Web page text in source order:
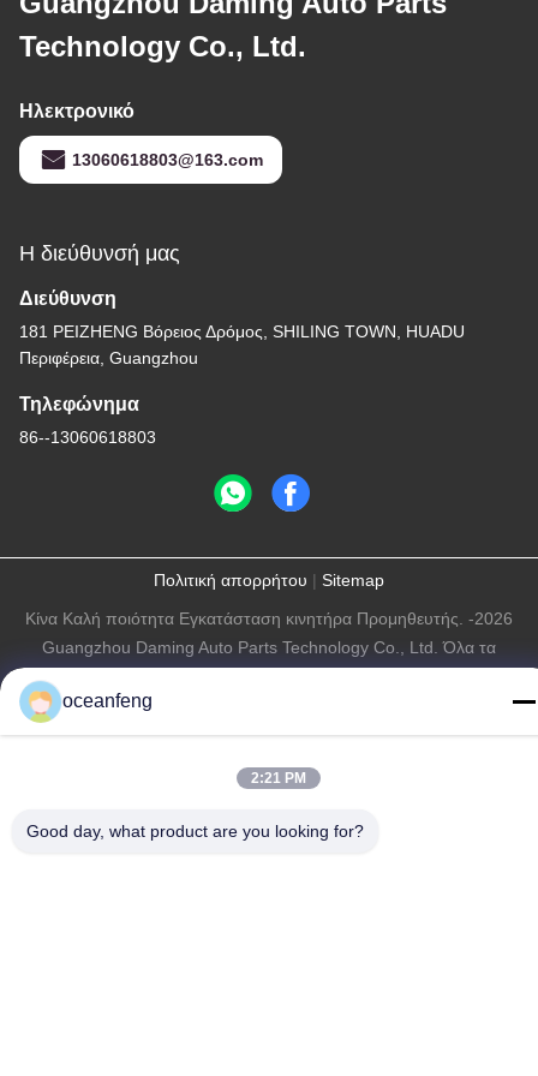
Technology Co., Ltd.
Ηλεκτρονικό
13060618803@163.com
Η διεύθυνσή μας
Διεύθυνση
181 PEIZHENG Βόρειος Δρόμος, SHILING ΤΟWN, HUADU
Περιφέρεια, Guangzhou
Τηλεφώνημα
86--13060618803
Πολιτική απορρήτου | Sitemap
Κίνα Καλή ποιότητα Εγκατάσταση κινητήρα Προμηθευτής. -2026
Guangzhou Daming Auto Parts Technology Co., Ltd. Όλα τα
oceanfeng
2:21 PM
Good day, what product are you looking for?